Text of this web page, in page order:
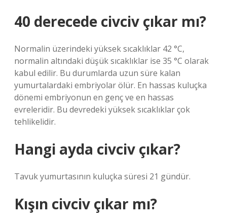
40 derecede civciv çıkar mı?
Normalin üzerindeki yüksek sıcaklıklar 42 °C,
normalin altındaki düşük sıcaklıklar ise 35 °C olarak
kabul edilir. Bu durumlarda uzun süre kalan
yumurtalardaki embriyolar ölür. En hassas kuluçka
dönemi embriyonun en genç ve en hassas
evreleridir. Bu devredeki yüksek sıcaklıklar çok
tehlikelidir.
Hangi ayda civciv çıkar?
Tavuk yumurtasının kuluçka süresi 21 gündür.
Kışın civciv çıkar mı?